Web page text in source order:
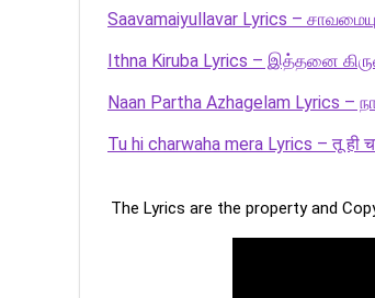
Saavamaiyullavar Lyrics –
Ithna Kiruba Lyrics – இத்தனை
Naan Partha Azhagelam Lyrics
Tu hi charwaha mera Lyrics – तू ही
The Lyrics are the property and